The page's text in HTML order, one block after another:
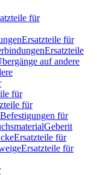
für
Ersatzteile für
Ersatzteile
auf andere
für
für
Befestigungen für
Geberit
Ersatzteile für
Ersatzteile für